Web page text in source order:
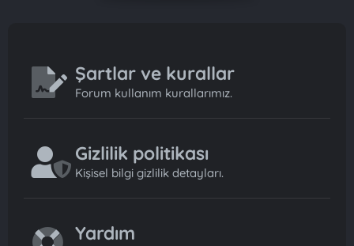
Şartlar ve kurallar
Forum kullanım kurallarımız.
Gizlilik politikası
Kişisel bilgi gizlilik detayları.
Yardım